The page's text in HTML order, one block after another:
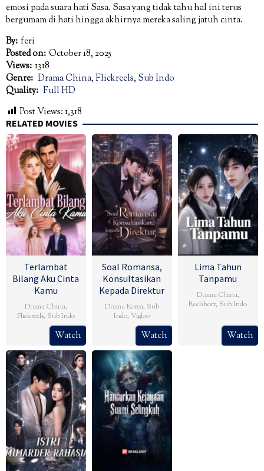
emosi pada suara hati Sasa. Sasa yang tidak tahu hal ini terus
bergumam di hati hingga akhirnya mereka saling jatuh cinta.
By: feri
Posted on: October 18, 2025
Views: 1318
Genre: Drama China,Flickreels, Sub Indo
Quality: Full HD
Post Views:1,318
RELATED MOVIES
Terlambat
Bilang Aku Cinta
Kamu
Drama China,
Flickreels, Sub Indo
Watch
Soal Romansa,
Konsultasikan
Kepada Direktur
Drama Korea, Sub
Indo,Vigloo
Watch
Lima Tahun
Tanpamu
Drama China,
Reelshort, Sub Indo
Watch